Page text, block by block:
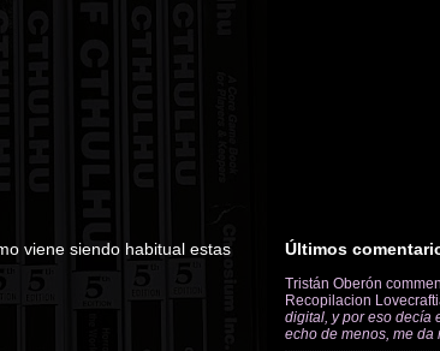
viene siendo habitual estas
Últimos
Tristán Oberón
Recopilacion
digital, y por eso decía
echo de menos, me